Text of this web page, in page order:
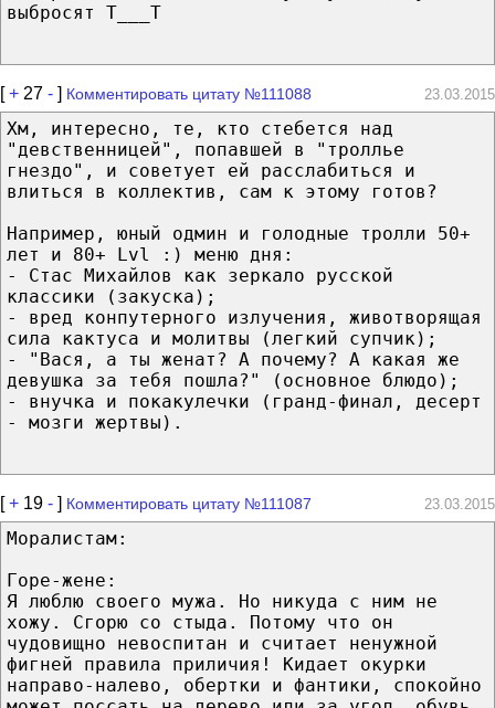
выбросят Т___Т
[+ 27 - ] Комментировать цитату №111088 23.03.2015
Хм, интересно, те, кто стебется над
"девственницей", попавшей в "троллье
гнездо", и советует ей расслабиться и
влиться в коллектив, сам к этому готов?
Например, юный одмин и голодные тролли 50+
лет и 80+ Lvl :) меню дня:
- Стас Михайлов как зеркало русской
классики (закуска);
- вред конпутерного излучения, животворящая
сила кактуса и молитвы (легкий супчик);
- "Вася, а ты женат? А почему? А какая же
девушка за тебя пошла?" (основное блюдо);
- внучка и покакулечки (гранд-финал, десерт
- мозги жертвы).
[+ 19 - ] Комментировать цитату №111087 23.03.2015
Моралистам:
Горе-жене:
Я люблю своего мужа. Но никуда с ним не
хожу. Сгорю со стыда. Потому что он
чудовищно невоспитан и считает ненужной
фигней правила приличия! Кидает окурки
направо-налево, обертки и фантики, спокойно